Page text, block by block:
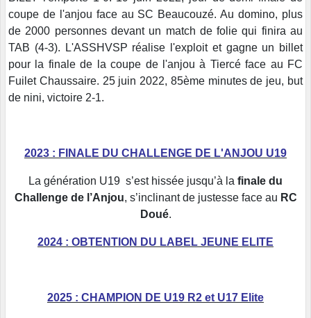
coupe de l'anjou face au SC Beaucouzé. Au domino, plus
de 2000 personnes devant un match de folie qui finira au
TAB (4-3). L'ASSHVSP réalise l'exploit et gagne un billet
pour la finale de la coupe de l'anjou à Tiercé face au FC
Fuilet Chaussaire. 25 juin 2022, 85ème minutes de jeu, but
de nini, victoire 2-1.
2023 : FINALE DU CHALLENGE DE L'ANJOU U19
La génération U19 s’est hissée jusqu’à la finale du
Challenge de l’Anjou, s’inclinant de justesse face au RC
Doué.
2024 : OBTENTION DU LABEL JEUNE ELITE
2025 : CHAMPION DE U19 R2 et U17 Elite